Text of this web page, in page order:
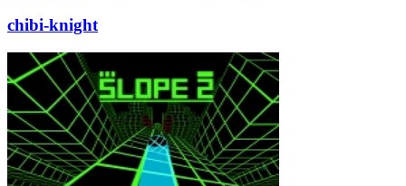
chibi-knight